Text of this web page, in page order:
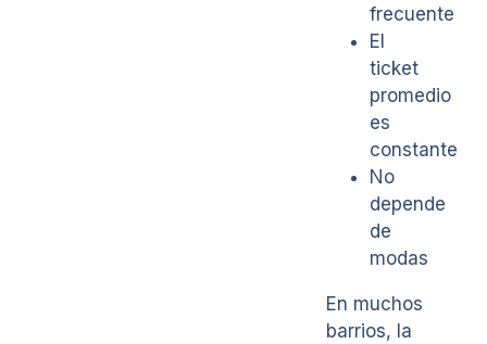
frecuente
El
ticket
promedio
es
constante
No
depende
de
modas
En muchos
barrios, la